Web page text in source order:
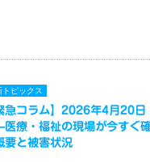
トピックス
急コラム】2026年4月20
療・福祉の現場が今すぐ
要と被害状況